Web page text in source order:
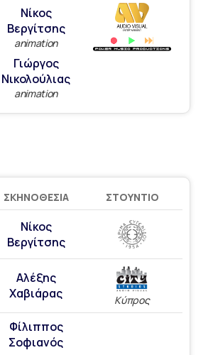
Νίκος
Βεργίτσης
animation
Γιώργος
Νικολούλιας
animation
ΣΚΗΝΟΘΕΣΊΑ ΣΤΟΎΝΤΙΟ
Νίκος
Βεργίτσης
Αλέξης
Χαβιάρας
Κύπρος
Φίλιππος
Σοφιανός